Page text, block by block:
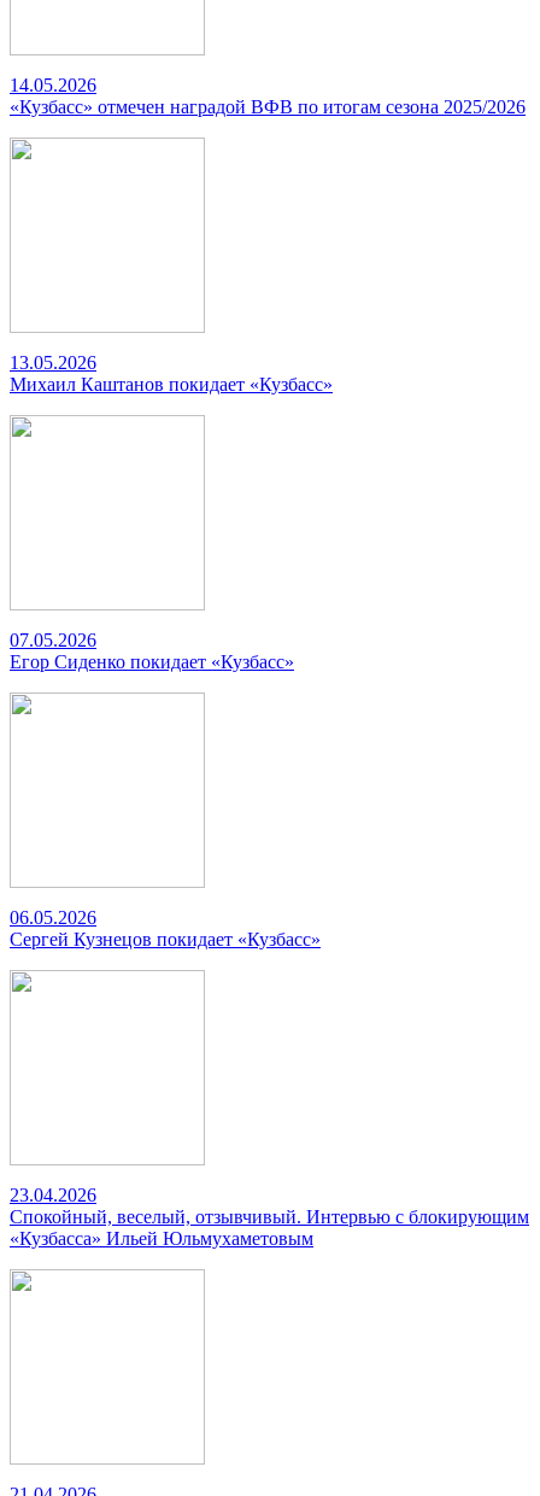
14.05.2026
«Кузбасс» отмечен наградой ВФВ по итогам сезона 2025/2026
13.05.2026
Михаил Каштанов покидает «Кузбасс»
07.05.2026
Егор Сиденко покидает «Кузбасс»
06.05.2026
Сергей Кузнецов покидает «Кузбасс»
23.04.2026
Спокойный, веселый, отзывчивый. Интервью с блокирующим
«Кузбасса» Ильей Юльмухаметовым